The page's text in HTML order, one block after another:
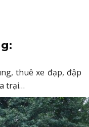
thuê xe đạp, đập
trại…